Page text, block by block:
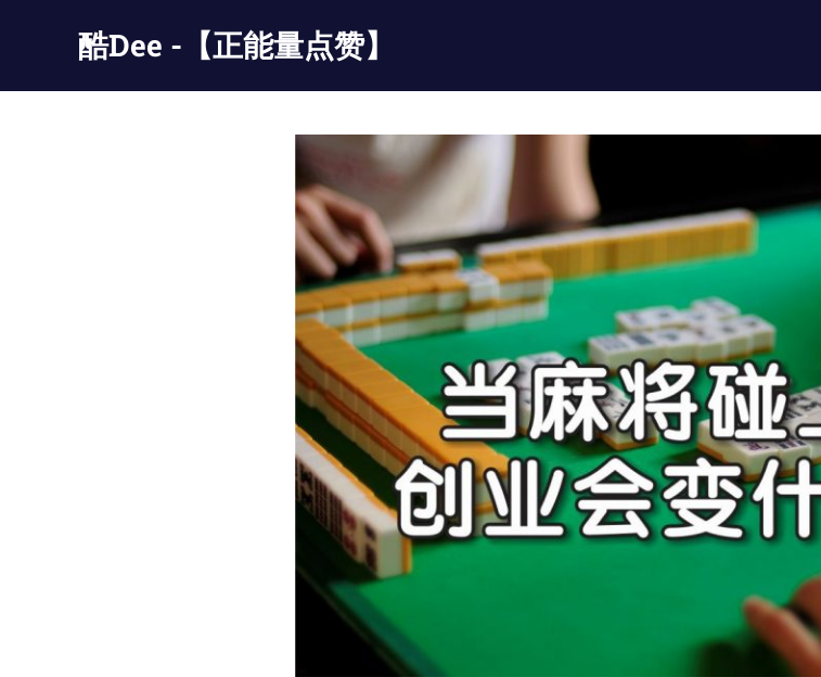
酷Dee -【正能量点赞】